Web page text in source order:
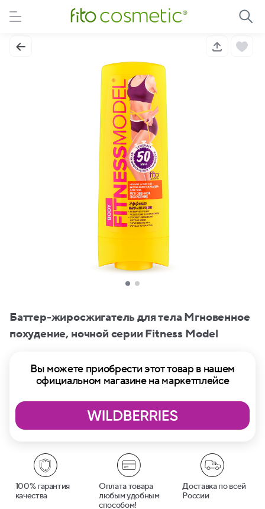
Баттер-жиросжигатель для тела Мгновенное
похудение, ночной серии Fitness Model
Вы можете приобрести этот товар в нашем
официальном магазине на маркетплейсе
100% гарантия
качества
Оплата товара
любым удобным
способом!
Доставка по всей
России